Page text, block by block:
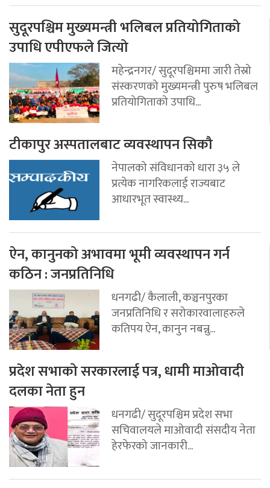
सुदूरपश्चिम मुख्यमन्त्री भलिबल प्रतियोगिताको
उपाधि एपीएफले जित्यो
महेन्द्रनगर/ सुदूरपश्चिममा जारी तेस्रो
संस्करणको मुख्यमन्त्री पुरुष भलिबल
प्रतियोगिताको उपाधि...
टीकापुर अस्पतालबाट व्यवस्थापन सिकौ
नेपालको संविधानको धारा ३५ ले
प्रत्येक नागरिकलाई राज्यबाट
आधारभूत स्वास्थ्य...
ऐन, कानुनको अभावमा भूमी व्यवस्थापन गर्न
कठिन : जनप्रतिनिधि
धनगढी/ कैलाली, कञ्चनपुरका
जनप्रतिनिधि र सरोकारवालाहरुले
कतिपय ऐन, कानुन नबन्नु...
प्रदेश सभाको सरकारलाई पत्र, धामी माओवादी
दलका नेता हुन
धनगढी/ सुदूरपश्चिम प्रदेश सभा
सचिवालयले माओवादी संसदीय नेता
हेरफेरको जानकारी...